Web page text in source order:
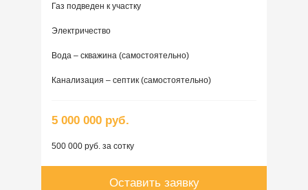
Газ подведен к участку
Электричество
Вода – скважина (самостоятельно)
Канализация – септик (самостоятельно)
5 000 000 руб.
500 000 руб. за сотку
Оставить заявку